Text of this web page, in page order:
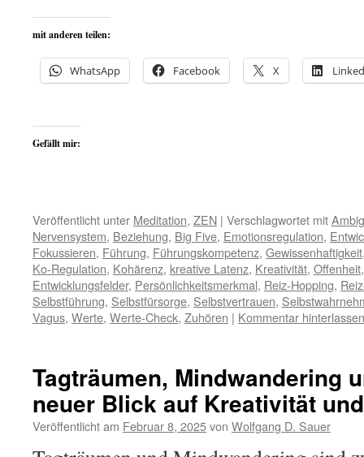
mit anderen teilen:
WhatsApp Facebook X
Gefällt mir:
Veröffentlicht unter Meditation, ZEN | Verschlagwortet mit
Nervensystem, Beziehung, Big Five, Emotionsregulation,
Fokussieren, Führung, Führungskompetenz, Gewissenhaftigkeit
Ko-Regulation, Kohärenz, kreative Latenz, Kreativität, Offenheit
Entwicklungsfelder, Persönlichkeitsmerkmal, Reiz-Hopping,
Selbstführung, Selbstfürsorge, Selbstvertrauen,
Vagus, Werte, Werte-Check, Zuhören | Kommentar hinterlassen
Tagträumen, Mindwandering
neuer Blick auf Kreativität
Veröffentlicht am Februar 8, 2025von Wolfgang D. Sauer